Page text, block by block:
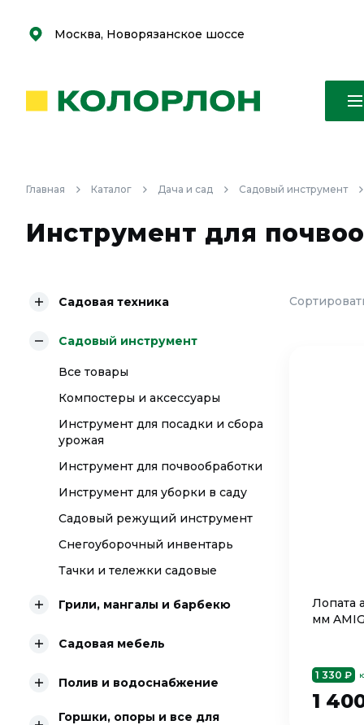
Скоро
Скоро
Москва, Новорязанское шоссе
Главная Каталог Дача и сад Садовый инструмент
Инструмент для
Садовая техника
Садовый инструмент
Все товары
Компостеры и аксессуары
Инструмент для посадки и сбора
урожая
Инструмент для почвообработки
Инструмент для уборки в саду
Садовый режущий инструмент
Снегоуборочный инвентарь
Тачки и тележки садовые
Грили, мангалы и барбекю
Садовая мебель
Полив и водоснабжение
Горшки, опоры и все для
Лопата
мм
1 330 ₽
1